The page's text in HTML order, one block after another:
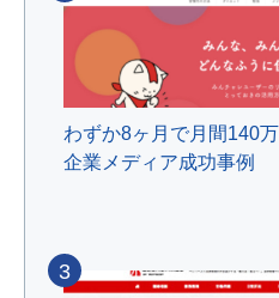
わずか8ヶ月で月間140
企業メディア成功事例
3